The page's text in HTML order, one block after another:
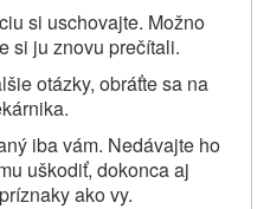
si uschovajte. Možno
si ju znovu prečítali.
otázky, obráťte sa na
iba vám. Nedávajte ho
uškodiť, dokonca aj
ako vy.